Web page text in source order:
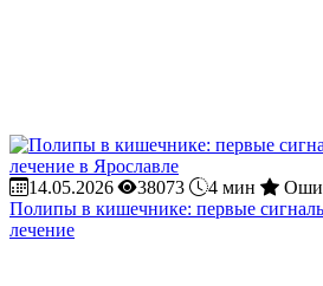
14.05.2026 38073 4 мин
Полипы в кишечнике: первые
лечение